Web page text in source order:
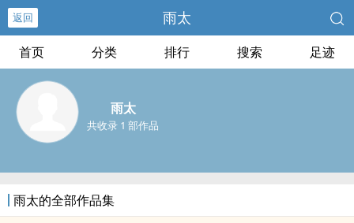
返回 雨太
首页 分类 排行 搜索 足迹
雨太
共收录 1 部作品
雨太的全部作品集